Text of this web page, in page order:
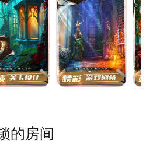
脱吧！
的房间